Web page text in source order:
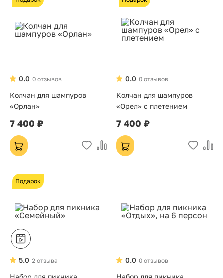
0 отзывов
0.0
Колчан для шампуров
«Орлан»
7 400 ₽
0 отзывов
0.0
Колчан для шампуров
«Орел» с плетением
7 400 ₽
Подарок
2 отзыва
5.0
Набор для пикника
0 отзывов
0.0
Набор для пикника